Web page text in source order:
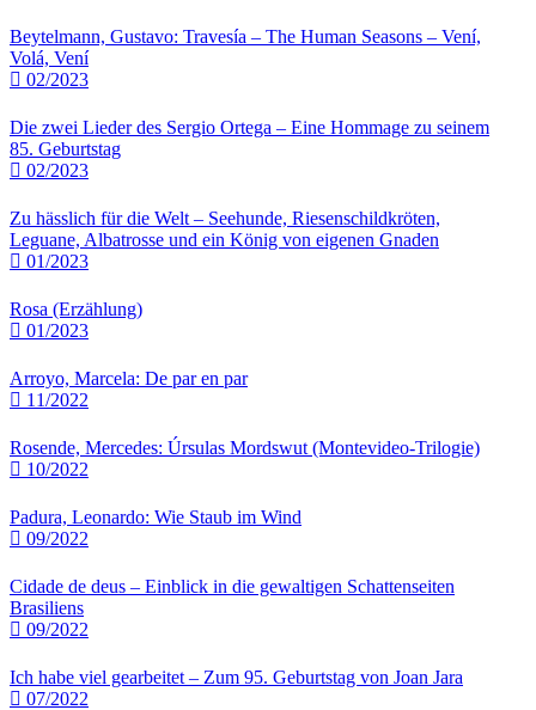
Beytelmann, Gustavo: Travesía – The Human Seasons – Vení,
Volá, Vení
02/2023
Die zwei Lieder des Sergio Ortega – Eine Hommage zu seinem
85. Geburtstag
02/2023
Zu hässlich für die Welt – Seehunde, Riesenschildkröten,
Leguane, Albatrosse und ein König von eigenen Gnaden
01/2023
Rosa (Erzählung)
01/2023
Arroyo, Marcela: De par en par
11/2022
Rosende, Mercedes: Úrsulas Mordswut (Montevideo-Trilogie)
10/2022
Padura, Leonardo: Wie Staub im Wind
09/2022
Cidade de deus – Einblick in die gewaltigen Schattenseiten
Brasiliens
09/2022
Ich habe viel gearbeitet – Zum 95. Geburtstag von Joan Jara
07/2022